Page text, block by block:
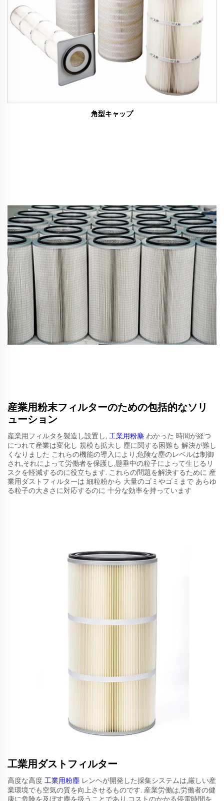
角型キャップ
産業用粉末フィルターのための包括的なソリ
ューション
産業用フィルタを製造し設置し, 工業用粉塵 わかった 時間が経つ
につれて産業は変化し 規模も拡大し 塵に関する困難も 解決が難し
くなりました これらの機能の導入により,危険な塵のレベルは制御
され,それによって労働者を保護し,懸垂中の粒子によって生じるリ
スクを軽減するのに役立ちます. これらの問題を解決するために 産
業用ダストフィルターは 細粒粉から 大量のゴミやゴミまで あらゆ
る粒子の大きさに対応するのに 十分な効率を持っています
工業用ダストフィルター
高度な高度 工業用粉塵 レンヘが開発した採集システムは,厳しい産
業環境でも空気の質を向上させるものです. 産業労働は,労働者の健
康に危険を及ぼす塵を扱うことであり,コストのかかる停電時間を